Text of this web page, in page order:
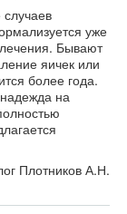
случаев
уже
Бывают
яичек или
более года.
на
Плотников А.Н.